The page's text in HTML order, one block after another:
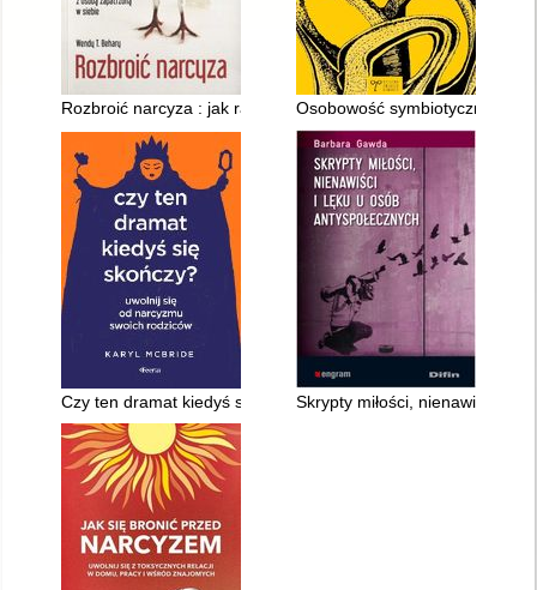
Rozbroić narcyza : jak radzić sobie z osobą zapatrzoną w
Osobowość symbiotyczna i jej
Czy ten dramat kiedyś się skończy? : uwolnij się od narcyzmu
Skrypty miłości, nienawiści i